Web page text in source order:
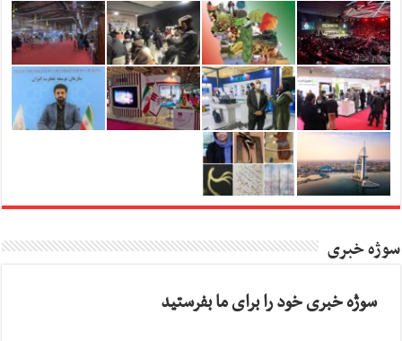
سوژه خبری
سوژه خبری خود را برای ما بفرستید